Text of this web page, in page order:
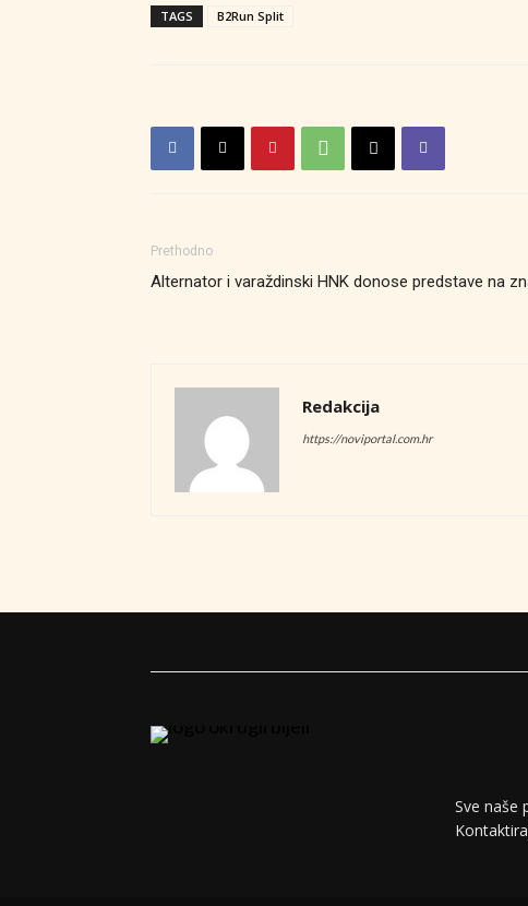
TAGS B2Run Split
Prethodno
Alternator i varaždinski HNK donose predstave na
Redakcija
https://noviportal.com.hr
Sve naše